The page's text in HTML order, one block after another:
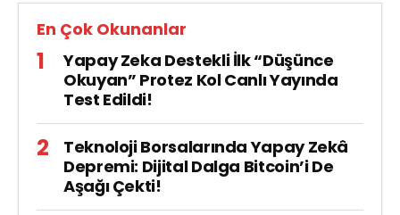
En Çok Okunanlar
Yapay Zeka Destekli İlk “Düşünce
Okuyan” Protez Kol Canlı Yayında
Test Edildi!
Teknoloji Borsalarında Yapay Zekâ
Depremi: Dijital Dalga Bitcoin’i De
Aşağı Çekti!